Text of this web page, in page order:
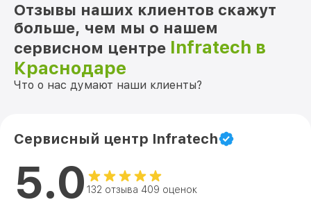
Отзывы наших клиентов скажут
больше, чем мы о нашем
сервисном центре Infratech в
Краснодаре
Что о нас думают наши клиенты?
Сервисный центр Infratech
5.0 132 отзыва 409 оценок